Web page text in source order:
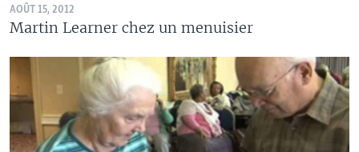
AOÛT 15, 2012
Martin Learner chez un menuisier